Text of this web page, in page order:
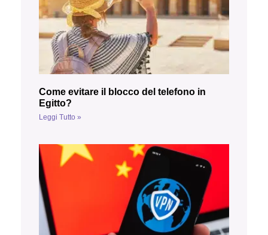
Come evitare il blocco del telefono in
Egitto?
Leggi Tutto »